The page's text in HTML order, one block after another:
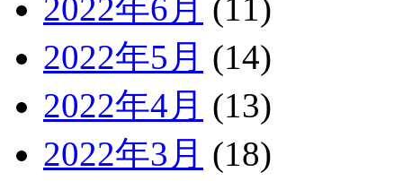
2022年6月 (11)
2022年5月 (14)
2022年4月 (13)
2022年3月 (18)